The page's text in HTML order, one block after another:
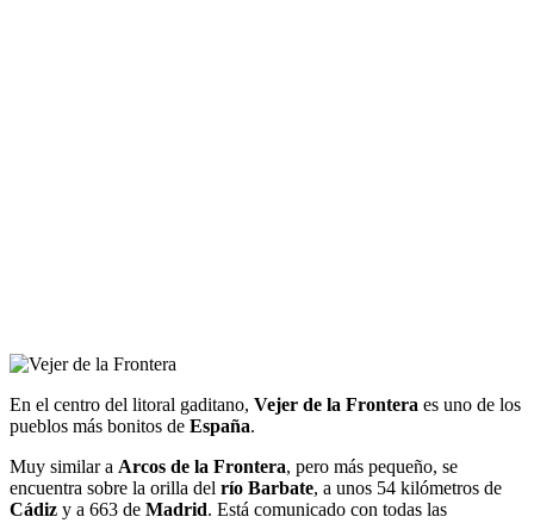
En el centro del litoral gaditano, Vejer de la Frontera es uno de los
pueblos más bonitos de España.
Muy similar a Arcos de la Frontera, pero más pequeño, se
encuentra sobre la orilla del río Barbate, a unos 54 kilómetros de
Cádiz y a 663 de Madrid. Está comunicado con todas las